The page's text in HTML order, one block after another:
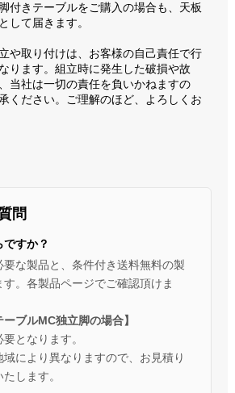
付きテーブルをご購入の場合も、天板
して届きます。
や取り付けは、お客様の自己責任で行
ります。組立時に発生した破損や故
当社は一切の責任を負いかねますの
ください。ご理解のほど、よろしくお
問
すか？
要な製品と、条件付き送料無料の製
。各製品ページでご確認頂けま
ーブルMC独立脚の場合】
となります。
により異なりますので、お見積り
します。